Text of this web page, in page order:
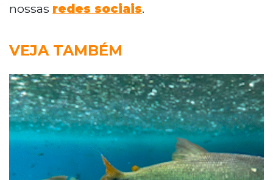
nossas redes sociais.
VEJA TAMBÉM